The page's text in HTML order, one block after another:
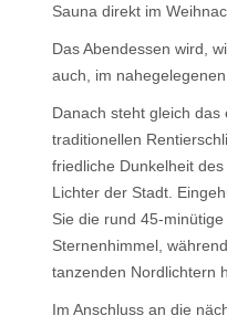
Sauna direkt im
Das Abendessen wird,
auch, im
Danach steht gleich
traditionellen
friedliche Dunkelheit
Lichter der Stadt.
Sie die rund 45-
Sternenhimmel,
tanzenden Nordlichtern
Im Anschluss an die